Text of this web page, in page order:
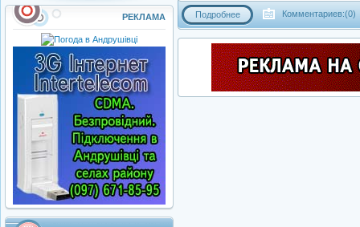
РЕКЛАМА Подробнее Комментариев:(0)